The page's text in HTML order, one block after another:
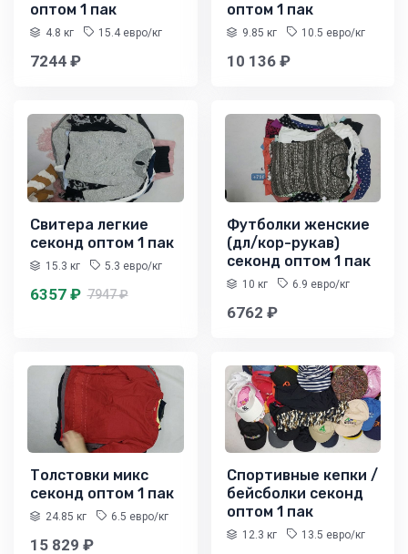
оптом 1 пак
4.8 кг 15.4 евро/кг
7244 ₽
оптом 1 пак
9.85 кг 10.5 евро/кг
10 136 ₽
Свитера легкие
секонд оптом 1 пак
15.3 кг 5.3 евро/кг
6357 ₽ 7947 ₽
Футболки женские
(дл/кор-рукав)
секонд оптом 1 пак
10 кг 6.9 евро/кг
6762 ₽
Толстовки микс
секонд оптом 1 пак
24.85 кг 6.5 евро/кг
15 829 ₽
Спортивные кепки /
бейсболки секонд
оптом 1 пак
12.3 кг 13.5 евро/кг